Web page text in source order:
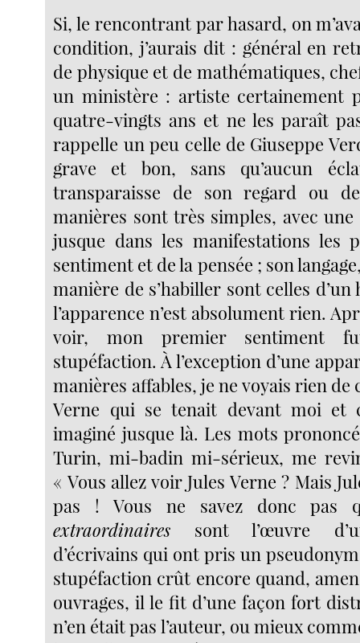
Si, le rencontrant par hasard, on
condition, j’aurais dit : général en
de physique et de mathématiques,
un ministère : artiste certainement
quatre-vingts ans et ne les paraît
rappelle un peu celle de Giuseppe
grave et bon, sans qu’aucun
transparaisse de son regard ou
manières sont très simples, avec
jusque dans les manifestations les
sentiment et de la pensée ; son
manière de s’habiller sont celles
l’apparence n’est absolument rien.
voir, mon premier sentiment
stupéfaction. À l’exception d’une
manières affables, je ne voyais rien
Verne qui se tenait devant moi et
imaginé jusque là. Les mots
Turin, mi-badin mi-sérieux, me
« Vous allez voir Jules Verne ? Mais
pas ! Vous ne savez donc pas
extraordinaires sont l’œuvre
d’écrivains qui ont pris un
stupéfaction crût encore quand,
ouvrages, il le fit d’une façon fort
n’en était pas l’auteur, ou mieux